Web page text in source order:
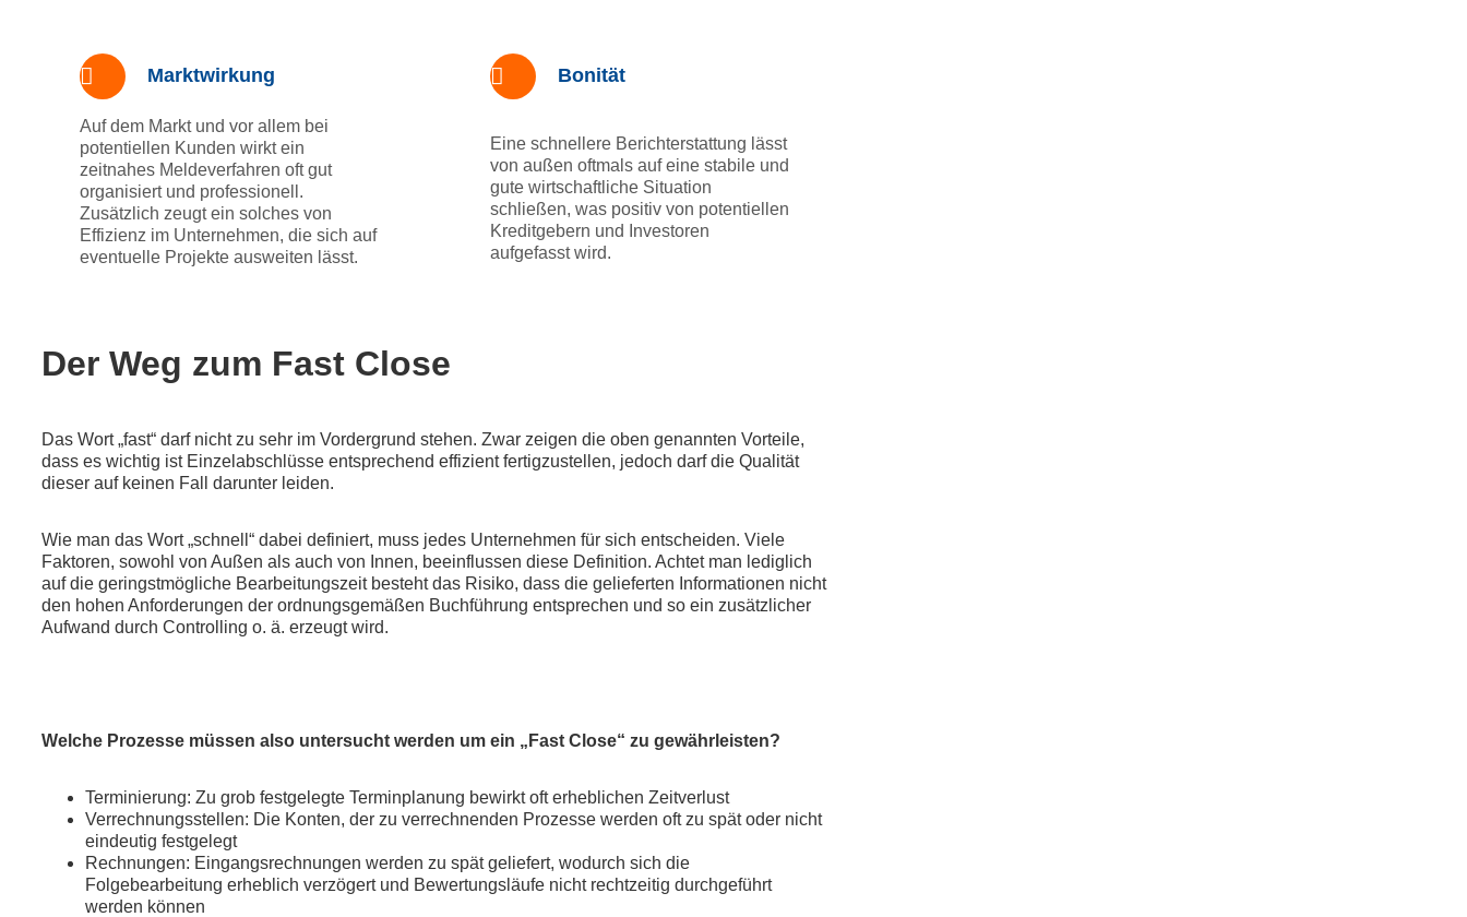
Marktwirkung
Auf dem Markt und vor allem bei
potentiellen Kunden wirkt ein
zeitnahes Meldeverfahren oft gut
organisiert und professionell.
Zusätzlich zeugt ein solches von
Effizienz im Unternehmen, die sich auf
eventuelle Projekte ausweiten lässt.
Bonität
Eine schnellere Berichterstattung lässt
von außen oftmals auf eine stabile und
gute wirtschaftliche Situation
schließen, was positiv von potentiellen
Kreditgebern und Investoren
aufgefasst wird.
Der Weg zum Fast Close
Das Wort „fast“ darf nicht zu sehr im Vordergrund stehen. Zwar zeigen die oben genannten Vorteile,
dass es wichtig ist Einzelabschlüsse entsprechend effizient fertigzustellen, jedoch darf die Qualität
dieser auf keinen Fall darunter leiden.
Wie man das Wort „schnell“ dabei definiert, muss jedes Unternehmen für sich entscheiden. Viele
Faktoren, sowohl von Außen als auch von Innen, beeinflussen diese Definition. Achtet man lediglich
auf die geringstmögliche Bearbeitungszeit besteht das Risiko, dass die gelieferten Informationen nicht
den hohen Anforderungen der ordnungsgemäßen Buchführung entsprechen und so ein zusätzlicher
Aufwand durch Controlling o. ä. erzeugt wird.
Welche Prozesse müssen also untersucht werden um ein „Fast Close“ zu gewährleisten?
Terminierung: Zu grob festgelegte Terminplanung bewirkt oft erheblichen Zeitverlust
Verrechnungsstellen: Die Konten, der zu verrechnenden Prozesse werden oft zu spät oder nicht
eindeutig festgelegt
Rechnungen: Eingangsrechnungen werden zu spät geliefert, wodurch sich die
Folgebearbeitung erheblich verzögert und Bewertungsläufe nicht rechtzeitig durchgeführt
werden können